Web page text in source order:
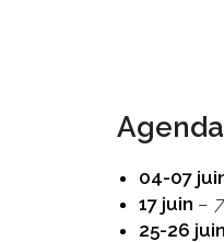
04-07
17 juin –
25-26 juin